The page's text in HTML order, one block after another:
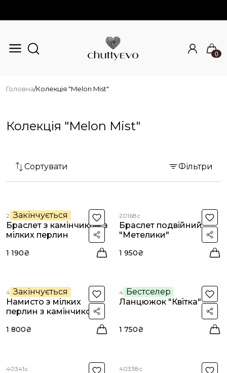
0
Головна/Колекція "Melon Mist"
Колекція "Melon Mist"
Сортувати Фільтри
Закінчується
20169с
Браслет з камінчиком з
мілких перлин
1 190₴
20168с
Браслет подвійний
"Метелики"
1 950₴
Закінчується
40343с
Намисто з мілких
перлин з камінчиком
1 800₴
Бестселер
40342с
Ланцюжок "Квітка"
1 750₴
40341с 40338с